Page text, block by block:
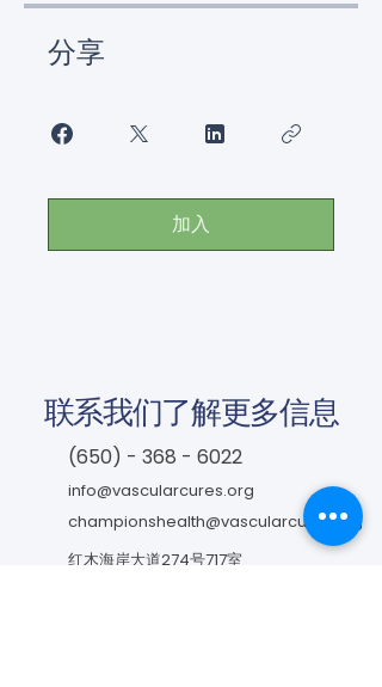
分享
加入
联系我们了解更多信息
(650) - 368 - 6022
info@vascularcures.org
championshealth@vascularcures.org
红木海岸大道274号717室